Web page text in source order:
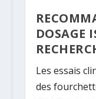
DOSAGE
Les essais
des